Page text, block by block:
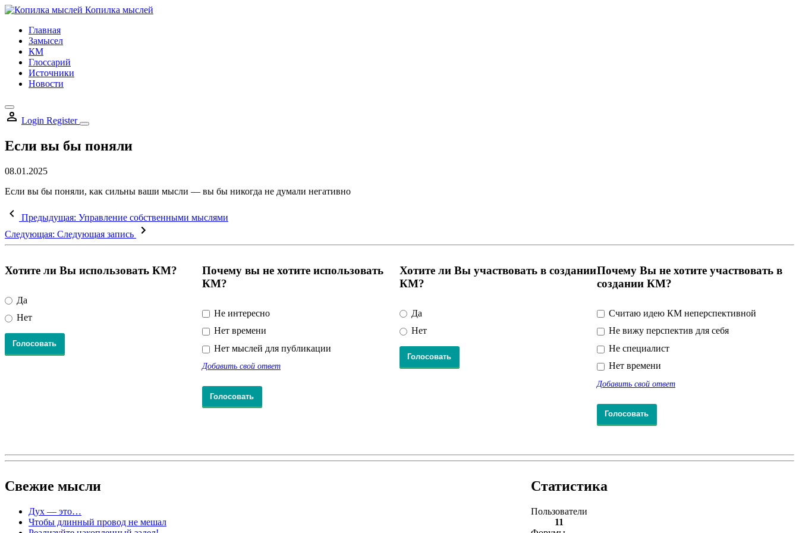
Skip
content
Копилка мыслей
Главная
Замысел
КМ
Глоссарий
Источники
Новости
Login Register
Если вы бы поняли
08.01.2025
Если вы бы поняли, как сильны ваши мысли — вы бы никогда не думали негативно
Предыдущая: Управление собственными мыслями
Следующая: Следующая запись
Хотите ли Вы использовать КМ?
Да
Нет
Почему вы не хотите использовать
КМ?
Не интересно
Нет времени
Нет мыслей для публикации
Добавить свой ответ
Хотите ли Вы участвовать в создании
КМ?
Да
Нет
Почему Вы не хотите участвовать в
создании КМ?
Считаю идею КМ неперспективной
Не вижу перспектив для себя
Не специалист
Нет времени
Добавить свой ответ
Свежие мысли
Дух — это…
Чтобы длинный провод не мешал
Статистика
Пользователи
11